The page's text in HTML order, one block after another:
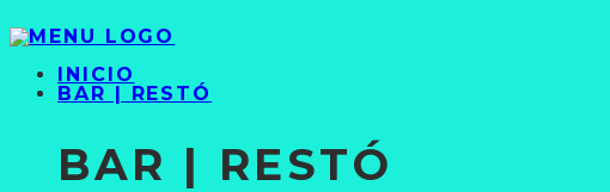
INICIO
BAR | RESTÓ
BAR | RESTÓ